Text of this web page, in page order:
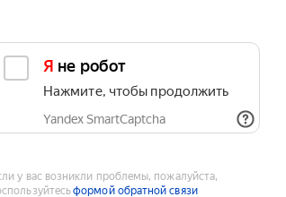
Я не робот
Нажмите, чтобы продолжить
Yandex SmartCaptcha
у вас возникли проблемы, пожалуйста,
формой обратной связи